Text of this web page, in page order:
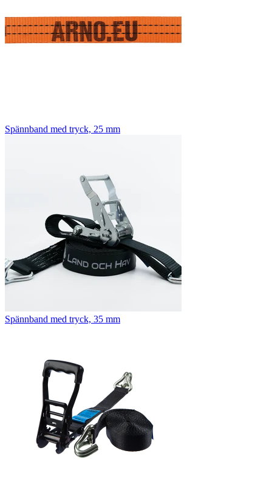
Spännband med tryck, 25 mm
Spännband med tryck, 35 mm